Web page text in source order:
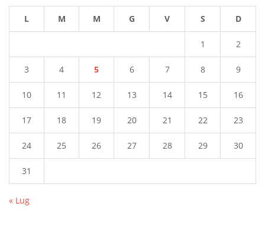
L M M G V S D
1 2
3 4 5 6 7 8 9
10 11 12 13 14 15 16
17 18 19 20 21 22 23
24 25 26 27 28 29 30
31
« Lug